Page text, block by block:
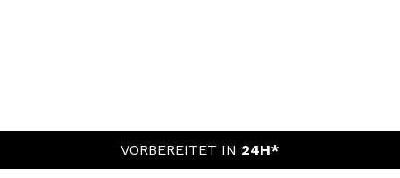
VORBEREITET IN 24H*